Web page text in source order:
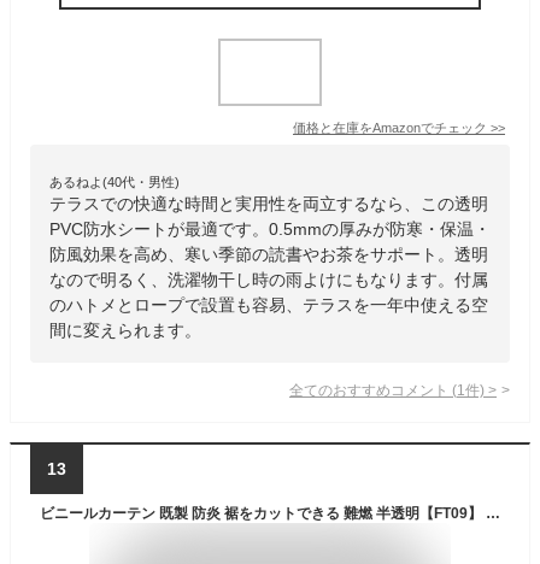
価格と在庫をAmazonでチェック >>
あるねよ(40代・男性)
テラスでの快適な時間と実用性を両立するなら、この透明
PVC防水シートが最適です。0.5mmの厚みが防寒・保温・
防風効果を高め、寒い季節の読書やお茶をサポート。透明
なので明るく、洗濯物干し時の雨よけにもなります。付属
のハトメとロープで設置も容易、テラスを一年中使える空
間に変えられます。
全てのおすすめコメント (1 件) >
13
ビニールカーテン 既製 防炎 裾をカットできる 難燃 半透明【FT09】 0.23ミリ厚 幅200cm 丈250cm 間仕切り カーテン ビニールシート 倉庫 工場 ベランダ 家庭用 防炎カーテン 雨よけ 風よけシート 防風 保温 寒さ対策 節電 長さ調節 屋外 屋内 切って使える C-F-1